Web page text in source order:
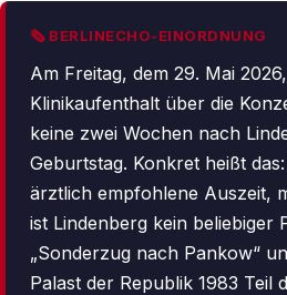
🗞 BERLINECHO-EINORDNUNG
Am Freitag, dem 29. Mai
Klinikaufenthalt über die
keine zwei Wochen nach
Geburtstag. Konkret heißt
ärztlich empfohlene Auszeit,
ist Lindenberg kein beliebiger
„Sonderzug nach Pankow“
Palast der Republik 1983 Teil